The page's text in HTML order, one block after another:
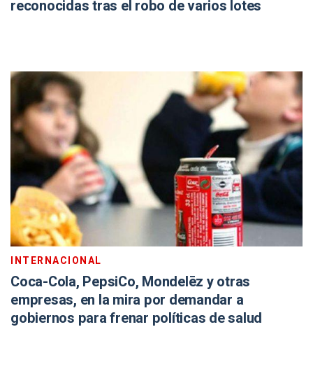
reconocidas tras el robo de varios lotes
INTERNACIONAL
Coca-Cola, PepsiCo, Mondelēz y otras
empresas, en la mira por demandar a
gobiernos para frenar políticas de salud